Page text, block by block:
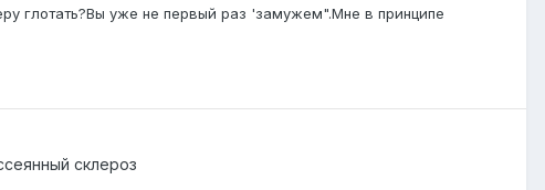
глотать?Вы уже не первый раз 'замужем".Мне в принципе
склероз